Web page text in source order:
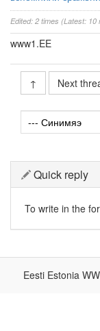
Edited: 2 times (Latest: 10
www1.EE
↑ Next
Quick reply
To write in the
Eesti Estonia